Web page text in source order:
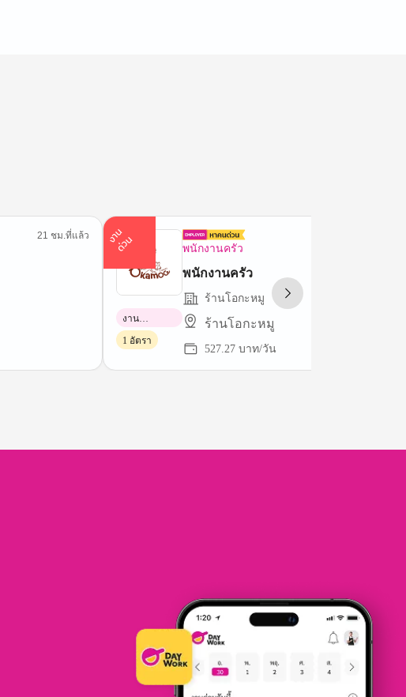
21 ชม.ที่แล้ว ง
า
น
ด่
ว
น พนักงานครัว
พนักงานครัว
ร้านโอกะหมู
ร้านโอกะหมู
527.27 บาท/วัน
งาน
พาร์ทไทม์
1 อัตรา